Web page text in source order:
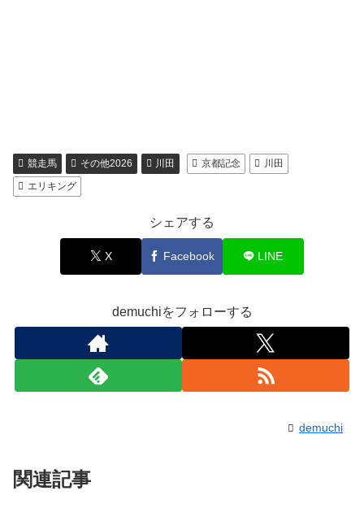
競走馬 その他2026 川田 京都記念
川田
エリキング
シェアする
X Facebook LINE
demuchiをフォローする
demuchi
関連記事